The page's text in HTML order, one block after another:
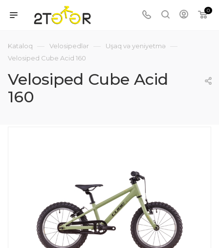
0
Kataloq — Velosipedlər — Uşaq və yeniyetmə —
Velosiped Cube Acid 160
Velosiped Cube Acid
160